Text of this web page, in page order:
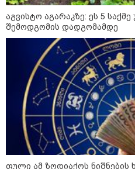
კატეგორიის ყველა
მკითხველის რჩევით
აგვისტო აგარაკზე: ეს 5
შემოდგომის დადგომამდე
ფული ამ ზოდიაქოს ნიშნების